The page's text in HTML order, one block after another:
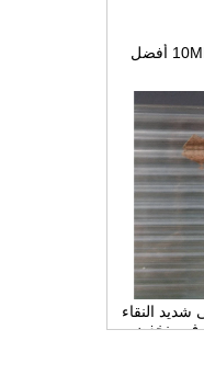
النقاء
منخفض
للخصوصية